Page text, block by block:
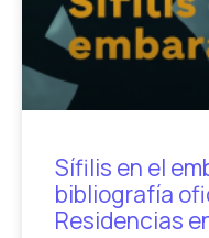
Sífilis en el
bibliografía
Residencias